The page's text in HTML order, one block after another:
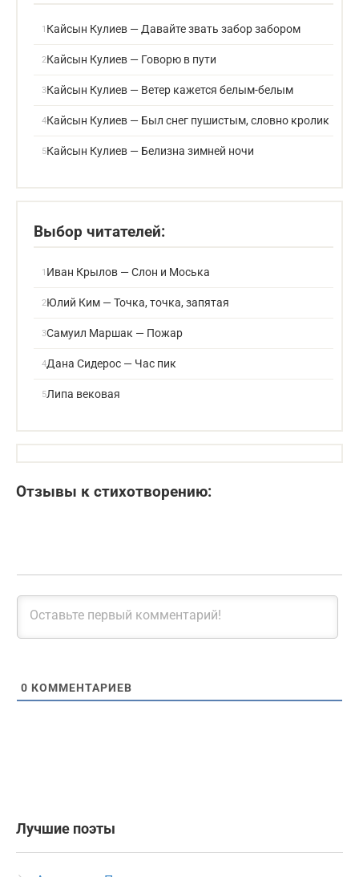
Кайсын Кулиев — Давайте звать забор забором
Кайсын Кулиев — Говорю в пути
Кайсын Кулиев — Ветер кажется белым-белым
Кайсын Кулиев — Был снег пушистым, словно кролик
Кайсын Кулиев — Белизна зимней ночи
Выбор читателей:
Иван Крылов — Слон и Моська
Юлий Ким — Точка, точка, запятая
Самуил Маршак — Пожар
Дана Сидерос — Час пик
Липа вековая
Отзывы к стихотворению:
0 КОММЕНТАРИЕВ
Лучшие поэты